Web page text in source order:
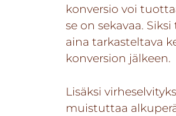
konversio voi
se on sekavaa.
aina tarkasteltava
konversion jälkeen.
Lisäksi
muistuttaa